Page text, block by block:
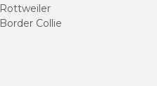
Rottweiler
Border Collie